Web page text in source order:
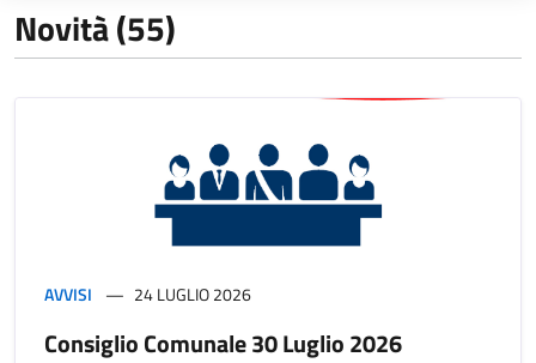
Novità (55)
AVVISI 24 LUGLIO 2026
Consiglio Comunale 30 Luglio 2026